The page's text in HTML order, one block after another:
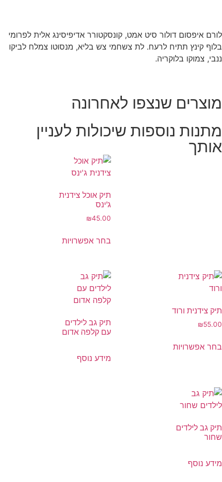
לורם איפסום דולור סיט אמט, קונסקטורר אדיפיסינג אלית לפרומי
בלוף קינץ תתיח לרעח. לת צשחמי צש בליא, מנסוטו צמלח לביקו
ננבי, צמוקו בלוקריה.
מוצרים שנצפו לאחרונה
מתנות נוספות שיכולות לעניין
אותך
תיק אוכל צידנית
ג'ינס
₪45.00
בחר אפשרויות
תיק צידנית ורוד
₪55.00
בחר אפשרויות
תיק גב לילדים
עם קלפה אדום
מידע נוסף
תיק גב לילדים
שחור
מידע נוסף